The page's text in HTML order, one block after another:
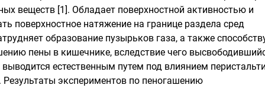
веществ [1]. Обладает поверхностной активностью и
поверхностное натяжение на границе раздела сред
образование пузырьков газа, а также
пены в кишечнике, вследствие чего
выводится естественным путем под влиянием
Результаты экспериментов по пеногашению